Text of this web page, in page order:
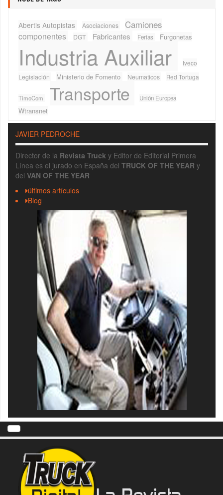
Abertis Autopistas Asociaciones Camiones
componentes DGT Fabricantes Ferias Furgonetas
Industria Auxiliar
Iveco
Legislación
Ministerio de Fomento Neumaticos Red Tortuga
TimoCom Transporte Unión Europea
Wtransnet
JAVIER PEDROCHE
Director de la Revista Truck y Editor de Editorial Primera
Línea es el jurado en España del TRUCK OF THE YEAR y
del VAN OF THE YEAR
últimos artículos
Blog